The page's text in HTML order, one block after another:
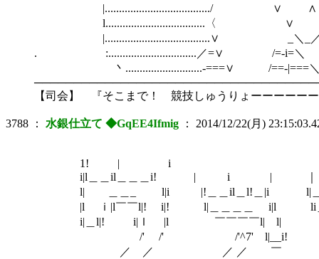
|...................................../ ∨ ∧ ＼
l...................................〈 ∨
|.....................................∨ _＼_
. :...............................／=∨ /=-i=＼ ／
丶...........................-===∨ /==-|===＼_／
【司会】 『そこまで！ 競技しゅうりょーーーーー
3788 ： 水銀仕立て ◆GqEE4Ifmig ： 2014/12/22(月)
1! | i
i|l＿＿il＿＿＿i! | i |
l| ＿＿_ l|i |!＿＿il＿l!＿|i l|
|l ｉ|l￣￣l|! i|! l|＿＿＿＿ i|l li＿
i|＿l|! i|ｌ |l ￣￣￣￣l| l| ￣￣
/' /' /'^7' l|__i! il
／ ／ ／ ／